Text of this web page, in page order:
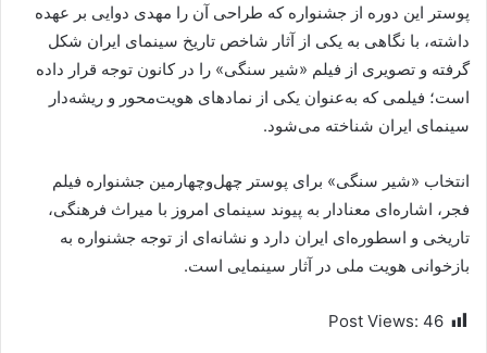
پوستر این دوره از جشنواره که طراحی آن را مهدی دوایی بر عهده
داشته، با نگاهی به یکی از آثار شاخص تاریخ سینمای ایران شکل
گرفته و تصویری از فیلم «شیر سنگی» را در کانون توجه قرار داده
است؛ فیلمی که به‌عنوان یکی از نماد‌های هویت‌محور و ریشه‌دار
سینمای ایران شناخته می‌شود.
انتخاب «شیر سنگی» برای پوستر چهل‌وچهارمین جشنواره فیلم
فجر، اشاره‌ای معنادار به پیوند سینمای امروز با میراث فرهنگی،
تاریخی و اسطوره‌ای ایران دارد و نشانه‌ای از توجه جشنواره به
بازخوانی هویت ملی در آثار سینمایی است.
Post Views: 46